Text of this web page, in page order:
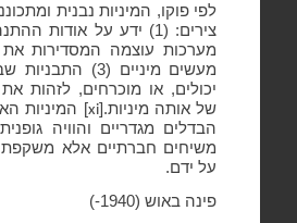
לפי פוקו, המיניות נבנית
מערכות עוצמה המסדירות
מעשים מיניים (3)
יכולים, או מוכרחים, לזהות
של אותה מיניות.[xi] המיניות
הבדלים מגדריים והוויה
משיחים חברתיים אלא
על ידם.
פינה באוש (1940-)